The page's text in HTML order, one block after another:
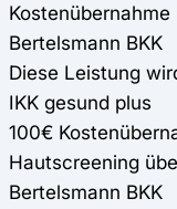
Bertelsmann BKK
Diese Leistung
IKK gesund plus
100€
Hautscreening
Bertelsmann BKK